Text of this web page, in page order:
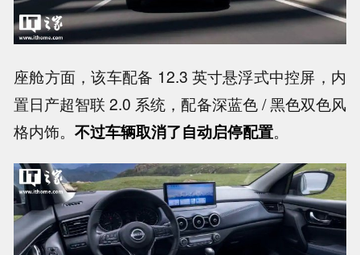
座舱方面，该车配备 12.3 英寸悬浮式中控屏，内
置日产超智联 2.0 系统，配备深蓝色 / 黑色双色风
格内饰。不过车辆取消了自动启停配置。